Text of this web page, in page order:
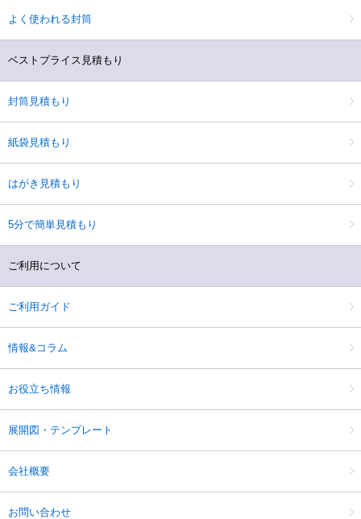
よく使われる封筒
ベストプライス見積もり
封筒見積もり
紙袋見積もり
はがき見積もり
5分で簡単見積もり
ご利用について
ご利用ガイド
情報&コラム
お役立ち情報
展開図・テンプレート
会社概要
お問い合わせ